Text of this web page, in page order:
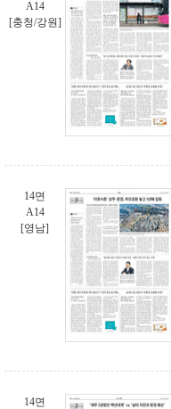
A14
[충청/강원]
14면
A14
[영남]
14면